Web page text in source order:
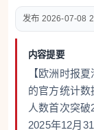
2026-07-08
内容提要
【欧洲时报
的官方统计
人数首次突
2025年12月